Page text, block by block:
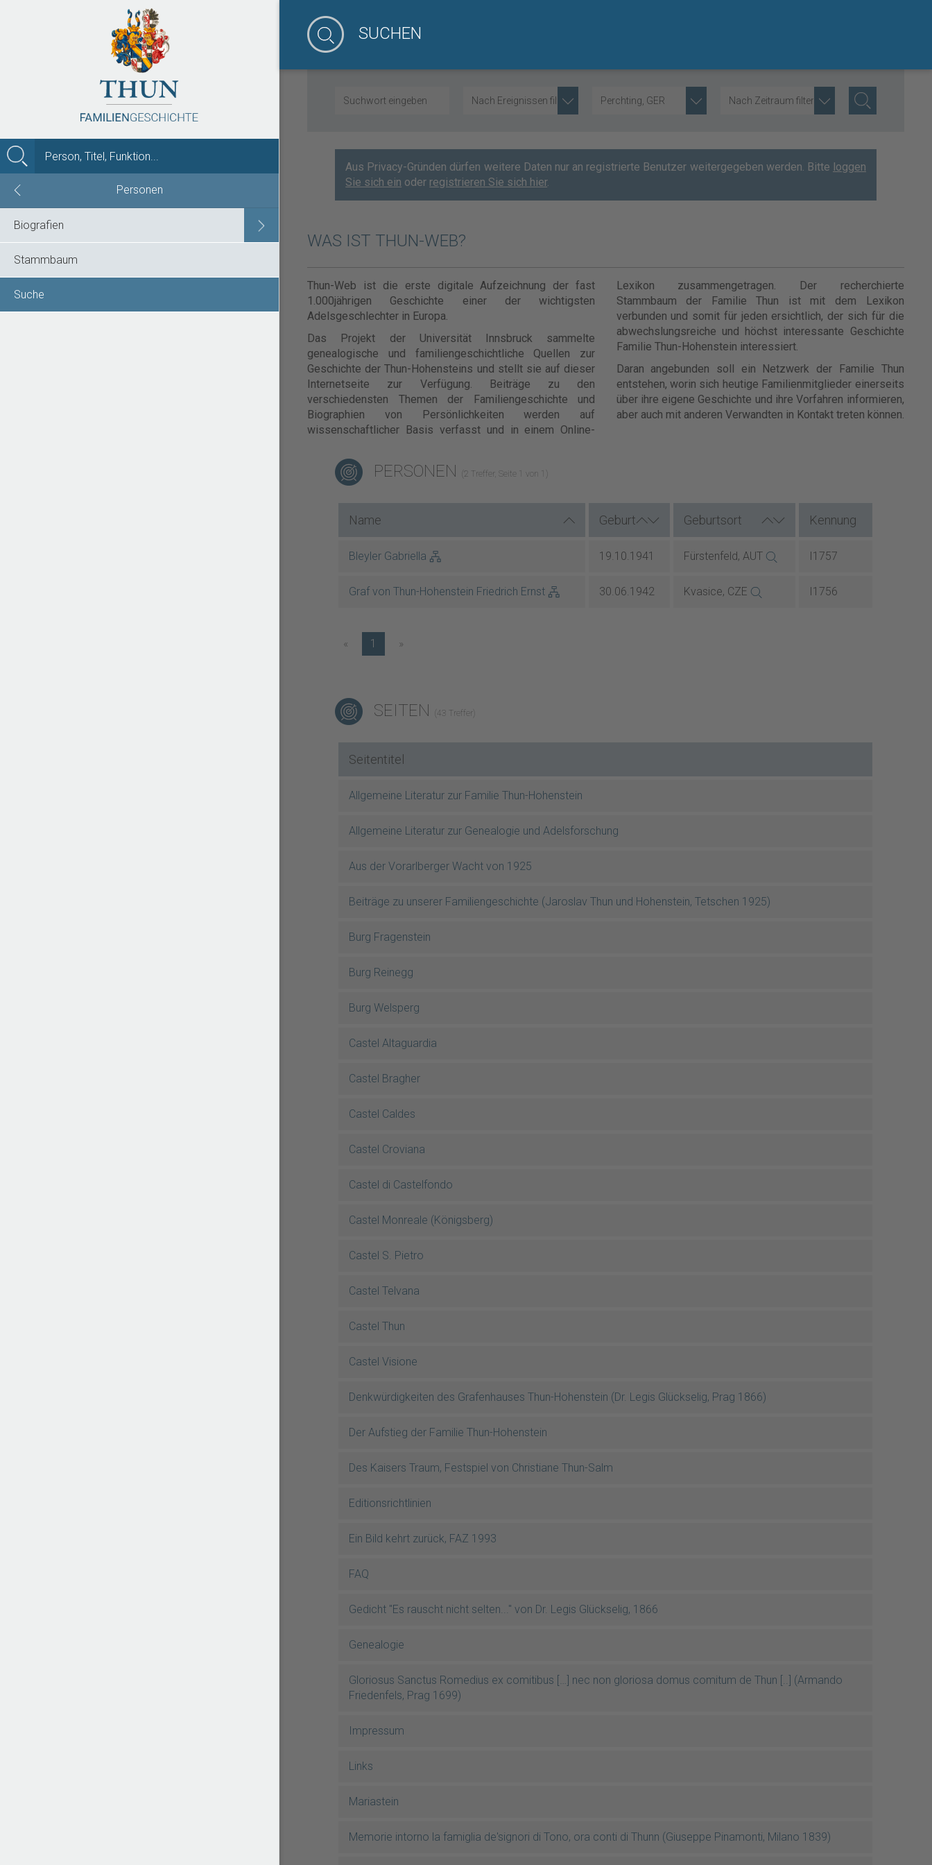
Personen
Biografien
Stammbaum
Suche
Nach Ereignissen filtern Perchting, GER Nach Zeitraum filtern
Aus Privacy-Gründen dürfen weitere Daten nur an registrierte Benutzer weitergegeben werden. Bitte loggen
Sie sich ein oder registrieren Sie sich hier.
WAS IST THUN-WEB?
Thun-Web ist die erste digitale Aufzeichnung der fast
1.000jährigen Geschichte einer der wichtigsten
Adelsgeschlechter in Europa.
Das Projekt der Universität Innsbruck sammelte
genealogische und familiengeschichtliche Quellen zur
Geschichte der Thun-Hohensteins und stellt sie auf dieser
Internetseite zur Verfügung. Beiträge zu den
verschiedensten Themen der Familiengeschichte und
Biographien von Persönlichkeiten werden auf
wissenschaftlicher Basis verfasst und in einem Online-
Lexikon zusammengetragen. Der recherchierte
Stammbaum der Familie Thun ist mit dem Lexikon
verbunden und somit für jeden ersichtlich, der sich für die
abwechslungsreiche und höchst interessante Geschichte
Familie Thun-Hohenstein interessiert.
Daran angebunden soll ein Netzwerk der Familie Thun
entstehen, worin sich heutige Familienmitglieder einerseits
über ihre eigene Geschichte und ihre Vorfahren informieren,
aber auch mit anderen Verwandten in Kontakt treten können.
PERSONEN (2 Treffer, Seite 1 von 1)
Name Geburt Geburtsort Kennung
Bleyler Gabriella 19.10.1941 Fürstenfeld, AUT I1757
Graf von Thun-Hohenstein Friedrich Ernst 30.06.1942 Kvasice, CZE I1756
« 1 »
SEITEN (43 Treffer)
Seitentitel
Allgemeine Literatur zur Familie Thun-Hohenstein
Allgemeine Literatur zur Genealogie und Adelsforschung
Aus der Vorarlberger Wacht von 1925
Beiträge zu unserer Familiengeschichte (Jaroslav Thun und Hohenstein, Tetschen 1925)
Burg Fragenstein
Burg Reinegg
Burg Welsperg
Castel Altaguardia
Castel Bragher
Castel Caldes
Castel Croviana
Castel di Castelfondo
Castel Monreale (Königsberg)
Castel S. Pietro
Castel Telvana
Castel Thun
Castel Visione
Denkwürdigkeiten des Grafenhauses Thun-Hohenstein (Dr. Legis Glückselig, Prag 1866)
Der Aufstieg der Familie Thun-Hohenstein
Des Kaisers Traum, Festspiel von Christiane Thun-Salm
Editionsrichtlinien
Ein Bild kehrt zurück, FAZ 1993
FAQ
Gedicht "Es rauscht nicht selten..." von Dr. Legis Glückselig, 1866
Genealogie
Gloriosus Sanctus Romedius ex comitibus […] nec non gloriosa domus comitum de Thun [..] (Armando
Friedenfels, Prag 1699)
Impressum
Links
Mariastein
Memorie intorno la famiglia de'signori di Tono, ora conti di Thunn (Giuseppe Pinamonti, Milano 1839)
SUCHEN